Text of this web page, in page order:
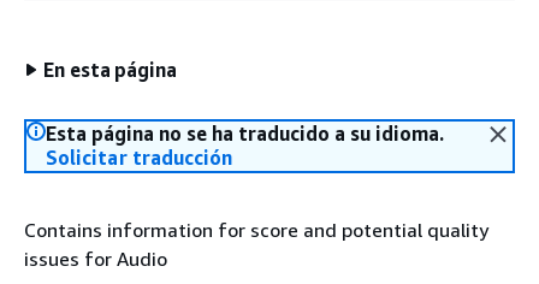
En esta página
Esta página no se ha traducido a su idioma.
Solicitar traducción
Contains information for score and potential quality
issues for Audio